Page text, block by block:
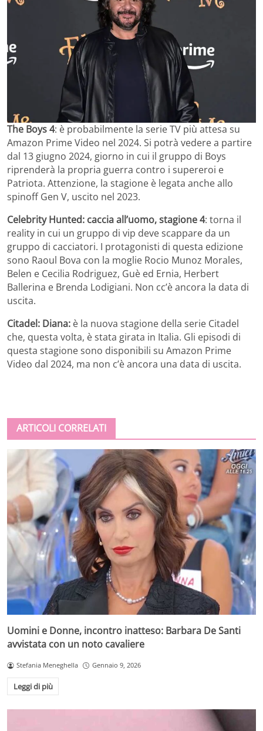
The Boys 4: è probabilmente la serie TV più attesa su
Amazon Prime Video nel 2024. Si potrà vedere a partire
dal 13 giugno 2024, giorno in cui il gruppo di Boys
riprenderà la propria guerra contro i supereroi e
Patriota. Attenzione, la stagione è legata anche allo
spinoff Gen V, uscito nel 2023.
Celebrity Hunted: caccia all’uomo, stagione 4: torna il
reality in cui un gruppo di vip deve scappare da un
gruppo di cacciatori. I protagonisti di questa edizione
sono Raoul Bova con la moglie Rocio Munoz Morales,
Belen e Cecilia Rodriguez, Guè ed Ernia, Herbert
Ballerina e Brenda Lodigiani. Non cc’è ancora la data di
uscita.
Citadel: Diana: è la nuova stagione della serie Citadel
che, questa volta, è stata girata in Italia. Gli episodi di
questa stagione sono disponibili su Amazon Prime
Video dal 2024, ma non c’è ancora una data di uscita.
ARTICOLI CORRELATI
Uomini e Donne, incontro inatteso: Barbara De Santi
avvistata con un noto cavaliere
Stefania Meneghella Gennaio 9, 2026
Leggi di più